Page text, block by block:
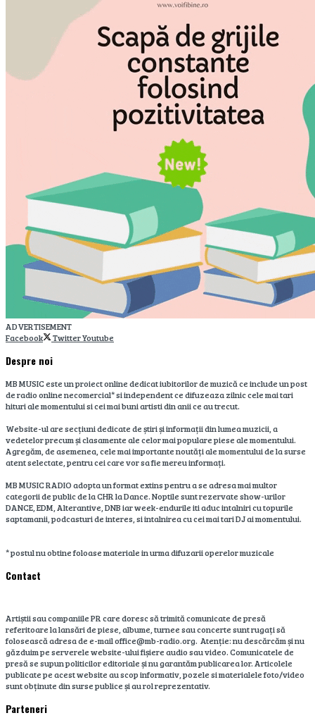
ADVERTISEMENT
Facebook
TwitterYoutube
Despre noi
MB MUSIC este un proiect online dedicat iubitorilor de muzică ce include un post
de radio online necomercial* si independent ce difuzeaza zilnic cele mai tari
hituri ale momentului si cei mai buni artisti din anii ce au trecut.
Website-ul are secțiuni dedicate de știri și informații din lumea muzicii, a
vedetelor precum și clasamente ale celor mai populare piese ale momentului.
Agregăm, de asemenea, cele mai importante noutăți ale momentului de la surse
atent selectate, pentru cei care vor sa fie mereu informați.
MB MUSIC RADIO adopta un format extins pentru a se adresa mai multor
categorii de public de la CHR la Dance. Noptile sunt rezervate show-urilor
DANCE, EDM, Alterantive, DNB iar week-endurile iti aduc intalniri cu topurile
saptamanii, podcasturi de interes, si intalnirea cu cei mai tari DJ ai momentului.
* postul nu obtine foloase materiale in urma difuzarii operelor muzicale
Contact
Artiștii sau companiile PR care doresc să trimită comunicate de presă
referitoare la lansări de piese, albume, turnee sau concerte sunt rugați să
folosească adresa de e-mail office@mb-radio.org. Atenție: nu descărcăm și nu
găzduim pe serverele website-ului fișiere audio sau video. Comunicatele de
presă se supun politicilor editoriale și nu garantăm publicarea lor. Articolele
publicate pe acest website au scop informativ, pozele si materialele foto/video
sunt obținute din surse publice și au rol reprezentativ.
Parteneri